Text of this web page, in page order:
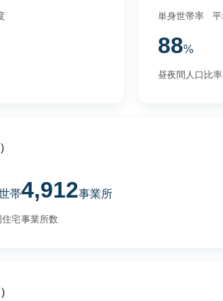
単身世帯率
88%
昼夜間人口比率
帯
住宅
4,912事業所
事業所数